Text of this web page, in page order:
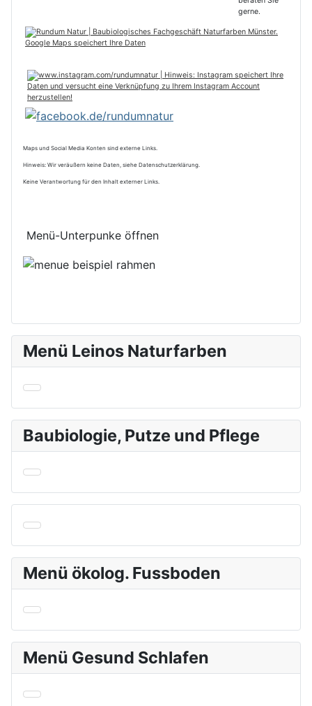
Maps und Social Media Konten sind externe Links.
Hinweis: Wir veräußern keine Daten, siehe Datenschutzerklärung.
Keine Verantwortung für den Inhalt externer Links.
Menü-Unterpunke öffnen
Menü Leinos Naturfarben
Baubiologie, Putze und Pflege
Menü ökolog. Fussboden
Menü Gesund Schlafen